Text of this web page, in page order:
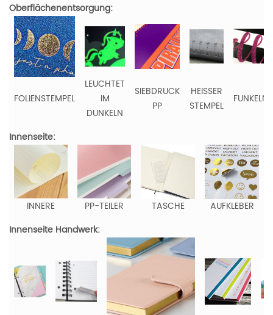
Oberflächenentsorgung:
FOLIENSTEMPEL
LEUCHTET
IM
DUNKELN
SIEBDRUCK
PP
HEISSER
STEMPEL
FUNKELN
Innenseite:
INNERE PP-TEILER TASCHE
AUFKLEBER
Innenseite Handwerk: